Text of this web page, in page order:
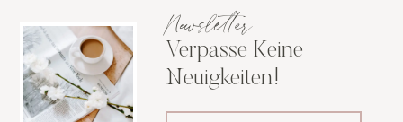
Newsletter
Verpasse Keine
Neuigkeiten!